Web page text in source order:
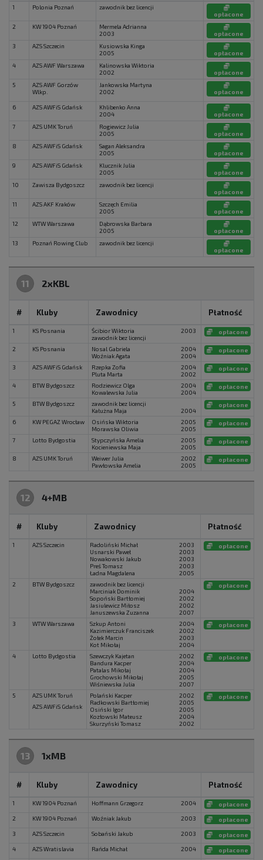
1 Polonia Poznań
zawodnik bez licencji
opłacone
2
KW 1904 Poznań
Mermela Adrianna
2003
opłacone
3
AZS Szczecin
Kusiowska Kinga
2005
opłacone
4
AZS AWF Warszawa
Kalinowska Wiktoria
2002
opłacone
5
AZS AWF Gorzów
Wlkp.
Jankowska Martyna
2002
opłacone
6 AZS AWFiS Gdańsk
Khlibenko Anna
2004
opłacone
7
AZS UMK Toruń
Rogiewicz Julia
2005
opłacone
8
AZS AWFiS Gdańsk
Sagan Aleksandra
2005
opłacone
9
AZS AWFiS Gdańsk
Klucznik Julia
2005
opłacone
10
Zawisza Bydgoszcz
zawodnik bez licencji
opłacone
11
AZS AKF Kraków
Szczęch Emilia
2005
opłacone
12
WTW Warszawa
Dąbrowska Barbara
2005
opłacone
13
Poznań Rowing Club
zawodnik bez licencji
opłacone
11 2xKBL
# Kluby Zawodnicy Płatność
1 KS Posnania Ścibior Wiktoria
2003
zawodnik bez licencji
opłacone
2 KS Posnania Nosal Gabriela
2004
Woźniak Agata
2004
opłacone
3 AZS AWFiS Gdańsk Rzepka Zofia
2004
Pluta Marta
2002
opłacone
4 BTW Bydgoszcz Rodziewicz Olga
2004
Kowalewska Julia
2004
opłacone
5 BTW Bydgoszcz
zawodnik bez licencji
Kałużna Maja
2004
opłacone
6 KW PEGAZ Wrocław Osińska Wiktoria
2005
Morawska Oliwia
2005
opłacone
7 Lotto Bydgostia Stypczyńska Amelia
2005
Kocieniewska Maja
2005
opłacone
8 AZS UMK Toruń Weiwer Julia
2002
Pawłowska Amelia
2005
opłacone
12 4+MB
# Kluby Zawodnicy Płatność
1 AZS Szczecin Radoliński Michał
2003
Usnarski Paweł
2003
Nowakowski Jakub
2003
Preś Tomasz
2003
Ładna Magdalena
2005
opłacone
2 BTW Bydgoszcz
zawodnik bez licencji
Marciniak Dominik
2004
Sopoński Bartłomiej
2002
Jasiulewicz Miłosz
2002
Januszewska Zuzanna
2007
opłacone
3 WTW Warszawa Szkup Antoni
2004
Kazimierczuk Franciszek
2002
Żołek Marcin
2003
Kot Mikołaj
2004
opłacone
4 Lotto Bydgostia Szewczyk Kajetan
2002
Bandura Kacper
2004
Patalas Mikołaj
2004
Grochowski Mikołaj
2005
Wiśniewska Julia
2007
opłacone
5
AZS UMK Toruń
AZS AWFiS Gdańsk
Polański Kacper
2002
Radkowski Bartłomiej
2005
Osiński Igor
2005
Kozłowski Mateusz
2004
Skurzyński Tomasz
2002
opłacone
13 1xMB
# Kluby Zawodnicy Płatność
1 KW 1904 Poznań Hoffmann Grzegorz 2004
opłacone
2
KW 1904 Poznań Woźniak Jakub 2003
opłacone
3
AZS Szczecin Sobański Jakub 2003
opłacone
4
AZS Wratislavia Rańda Michał 2004
opłacone